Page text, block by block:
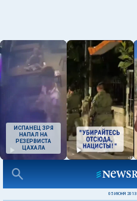
ИСПАНЕЦ ЗРЯ
НАПАЛ НА
РЕЗЕРВИСТА
ЦАХАЛА
05 ИЮНЯ 2013